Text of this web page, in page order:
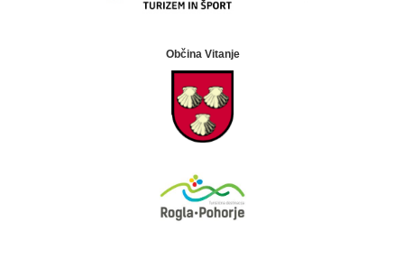
Občina Vitanje